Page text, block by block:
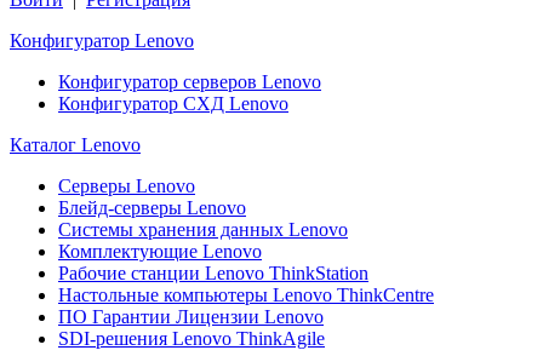
Конфигуратор Lenovo
Конфигуратор серверов Lenovo
Конфигуратор СХД Lenovo
Каталог Lenovo
Серверы Lenovo
Блейд-серверы Lenovo
Системы хранения данных Lenovo
Комплектующие Lenovo
Рабочие станции Lenovo ThinkStation
Настольные компьютеры Lenovo ThinkCentre
ПО Гарантии Лицензии Lenovo
SDI-решения Lenovo ThinkAgile